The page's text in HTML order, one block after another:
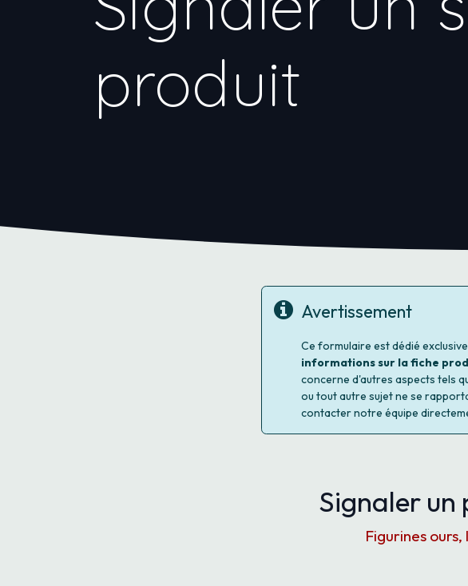
produit
Avertissement
Ce formulaire est dédié
informations sur la fiche
concerne d'autres aspects tels
ou tout autre sujet ne se
contacter notre équipe
Signaler un
Figurines